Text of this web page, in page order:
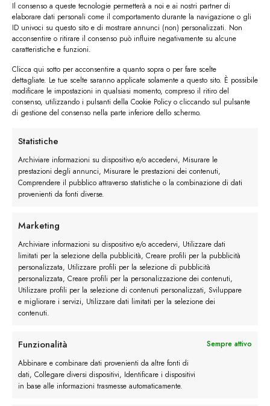
Il consenso a queste tecnologie permetterà a noi e ai nostri partner di
elaborare dati personali come il comportamento durante la navigazione o gli
ID univoci su questo sito e di mostrare annunci (non) personalizzati. Non
acconsentire o ritirare il consenso può influire negativamente su alcune
caratteristiche e funzioni.
Clicca qui sotto per acconsentire a quanto sopra o per fare scelte
dettagliate. Le tue scelte saranno applicate solamente a questo sito. È possibile
modificare le impostazioni in qualsiasi momento, compreso il ritiro del
consenso, utilizzando i pulsanti della Cookie Policy o cliccando sul pulsante
di gestione del consenso nella parte inferiore dello schermo.
Statistiche
Archiviare informazioni su dispositivo e/o accedervi, Misurare le
prestazioni degli annunci, Misurare le prestazioni dei contenuti,
Comprendere il pubblico attraverso statistiche o la combinazione di dati
provenienti da fonti diverse.
Marketing
Archiviare informazioni su dispositivo e/o accedervi, Utilizzare dati
limitati per la selezione della pubblicità, Creare profili per la pubblicità
personalizzata, Utilizzare profili per la selezione di pubblicità
personalizzata, Creare profili per la personalizzazione dei contenuti,
Utilizzare profili per la selezione di contenuti personalizzati, Sviluppare
e migliorare i servizi, Utilizzare dati limitati per la selezione dei
contenuti.
Funzionalità
Sempre attivo
Abbinare e combinare dati provenienti da altre fonti di
dati, Collegare diversi dispositivi, Identificare i dispositivi
in base alle informazioni trasmesse automaticamente.
Cintura in pelle spazzolata
Vediamo ora alcuni esempi concreti di
Cintura in pelle nera con scarpe stringate
in pelle nera. Questo è un abbinamento
classico e sempre elegante; l’effetto tono su
richiamo tra il materiale predominante, ovvero
la pelle, creerà uneffetto elegante, adatto
a qualsiasi occasione .